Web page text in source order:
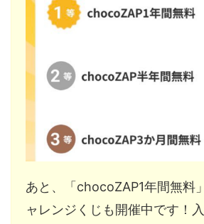
あと、「chocoZAP1年間無料
ャレンジくじも開催中です！